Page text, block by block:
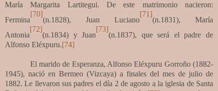
María Margarita Lartitegui. De este matrimonio nacieron:
Fermina
[70]
(n.1828), Juan Luciano
[71]
(n.1831), María
Antonia
[72]
(n.1834) y Juan
[73]
(n.1837), que será el padre de
Alfonso Eléxpuru.[74]
El marido de Esperanza, Alfonso Eléxpuru Gorroño (1882-
1945), nació en Bermeo (Vizcaya) a finales del mes de julio de
1882.Le llevaron sus padres el día 2 de agosto a la iglesia de Santa